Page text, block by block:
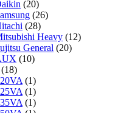
(20)
(26)
(28)
Heavy (12)
General (20)
(10)
(18)
(1)
(1)
(1)